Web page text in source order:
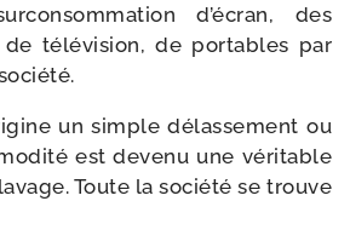
d’é­cran, des
de télé­vi­sion, de por­tables par
un simple délas­se­ment ou
est deve­nu une véri­table
Toute la socié­té se trouve